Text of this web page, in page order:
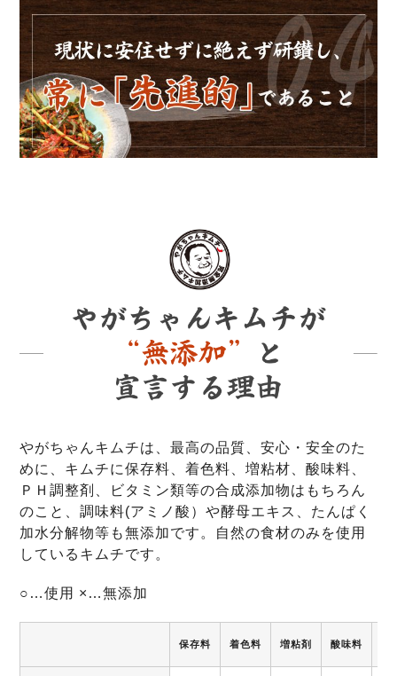
やがちゃんキムチは、最高の品質、安心・安全のた
めに、キムチに保存料、着色料、増粘材、酸味料、
ＰＨ調整剤、ビタミン類等の合成添加物はもちろん
のこと、調味料(アミノ酸）や酵母エキス、たんぱく
加水分解物等も無添加です。自然の食材のみを使用
しているキムチです。
○…使用 ×…無添加
保存料 着色料 増粘剤 酸味料